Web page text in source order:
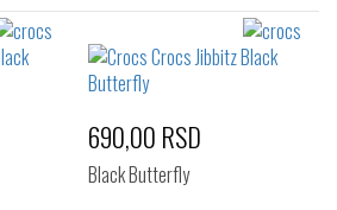
690,00 RSD
Black Butterfly